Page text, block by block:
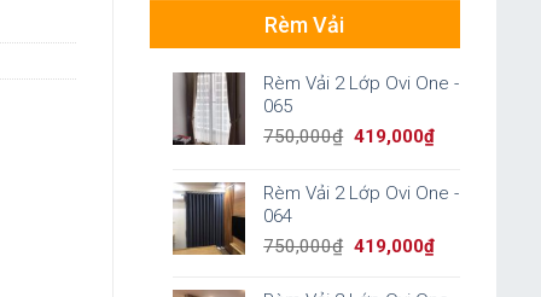
Rèm Vải
Rèm Vải 2 Lớp Ovi One -
065
750,000₫ Original
was:
750,000₫.
419,000₫Current
Rèm Vải 2 Lớp Ovi One -
064
750,000₫ Original
419,000₫Current